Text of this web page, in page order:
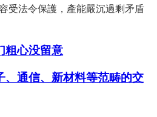
受法令保護，產能嚴沉過剩矛盾
粗心没留意
、通信、新材料等范畴的交